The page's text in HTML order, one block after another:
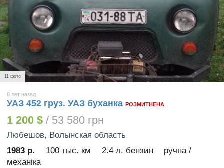
11 фото
8 лет назад
УАЗ 452 груз. УАЗ буханка РОЗМИТНЕНА
1 200 $ / 53 580 грн
Любешов, Волынская область
1983 р.
100 тыс. км 2.4 л. бензин
ручна /
механіка